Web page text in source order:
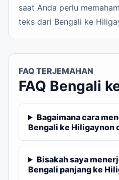
saat Anda perlu
teks dari Bengali ke
FAQ TERJEMAHAN
FAQ Bengali
Bagaimana cara
Bengali ke Hiligaynon
Bisakah saya
Bengali panjang ke